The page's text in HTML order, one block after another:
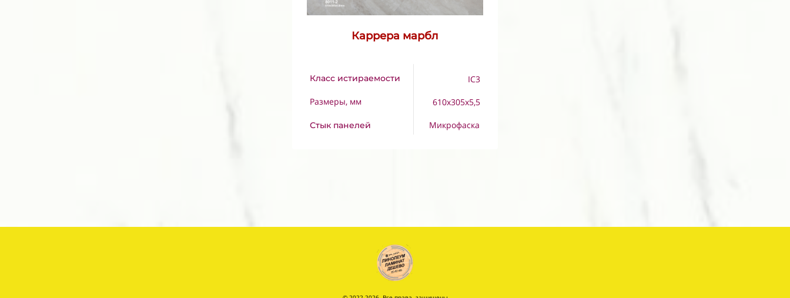
Каррера марбл
Класс истираемости
Размеры, мм
Стык панелей
IC3
610x305x5,5
Микрофаска